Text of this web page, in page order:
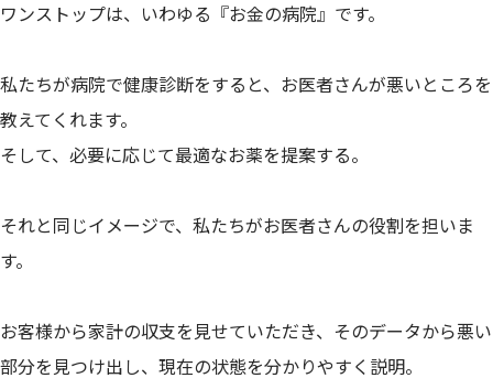
ワンストップは、いわゆる『お金の病院』です。
私たちが病院で健康診断をすると、お医者さんが悪いところを
教えてくれます。
そして、必要に応じて最適なお薬を提案する。
それと同じイメージで、私たちがお医者さんの役割を担いま
す。
お客様から家計の収支を見せていただき、そのデータから悪い
部分を見つけ出し、現在の状態を分かりやすく説明。